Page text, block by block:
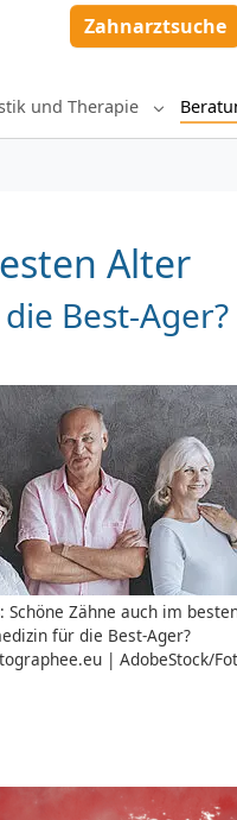
Zahnarztsuche
"Zahnärzte"
und Therapie
Alter
Best-Ager?
Schöne Zähne auch im
für die Best-Ager?
| AdobeStock/